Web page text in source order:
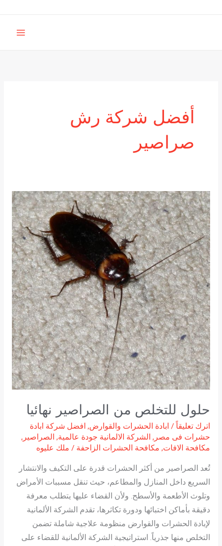
أفضل شركة رش
صراصير
حلول للتخلص من الصراصير نهائيا
اترك تعليقاً / ابادة الحشرات والقوارض, افضل شركة ابادة
حشرات فى مصر , الشركة الالمانية جودة عالمية, الصراصير ,
مكافحة الافات, مكافحة الحشرات الزاحفة / ملك عليوه
تُعد الصراصير من أكثر الحشرات قدرة على التكيف والانتشار
السريع داخل المنازل والمطاعم، حيث تنقل مسببات الأمراض
وتلوث الأطعمة والأسطح. ولأن القضاء عليها يتطلب معرفة
دقيقة بأماكن اختبائها ودورة تكاثرها، تقدم الشركة الألمانية
لإبادة الحشرات والقوارض منظومة علاجية شاملة تضمن
التخلص منها جذرياً. استراتيجية الشركة الألمانية للقضاء على
حلول
للتخلص
من
الصراصير
نهائيا